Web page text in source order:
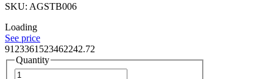
SKU: AGSTB006
Loading
See price
9123361523462242.72
Quantity